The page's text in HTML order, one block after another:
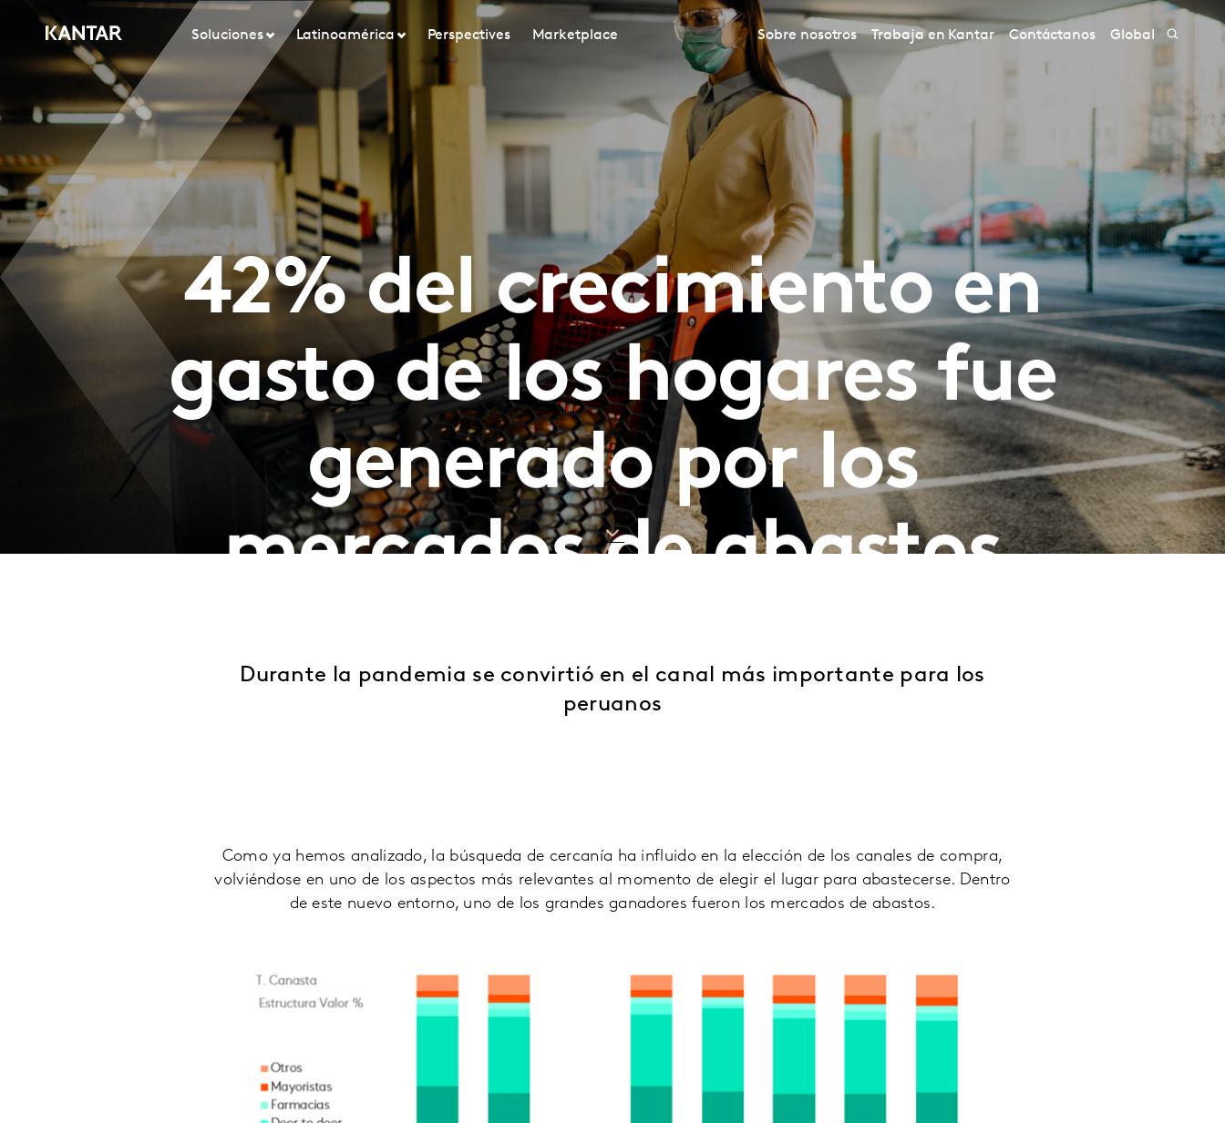
Soluciones Latinoamérica Perspectives Marketplace Sobre nosotros Trabaja en Kantar Contáctanos Global
42% del crecimiento en
gasto de los hogares fue
generado por los
mercados de abastos
Durante la pandemia se convirtió en el canal más importante para los
peruanos
Como ya hemos analizado, la búsqueda de cercanía ha influido en la elección de los canales de compra,
volviéndose en uno de los aspectos más relevantes al momento de elegir el lugar para abastecerse. Dentro
de este nuevo entorno, uno de los grandes ganadores fueron los mercados de abastos.